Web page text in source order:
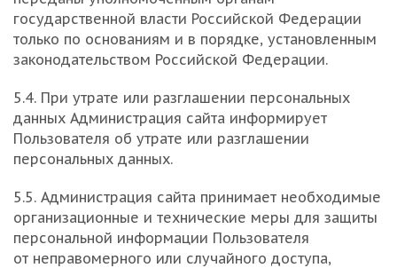
государственной власти Российской Федерации
только по основаниям и в порядке, установленным
законодательством Российской Федерации.
5.4. При утрате или разглашении персональных
данных Администрация сайта информирует
Пользователя об утрате или разглашении
персональных данных.
5.5. Администрация сайта принимает необходимые
организационные и технические меры для защиты
персональной информации Пользователя
от неправомерного или случайного доступа,